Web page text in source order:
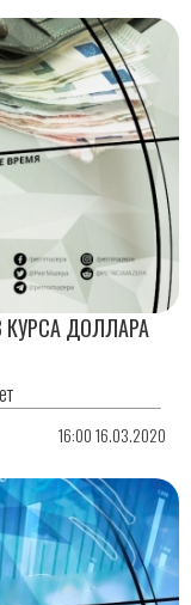
ДОЛЛАРА
16:00 16.03.2020